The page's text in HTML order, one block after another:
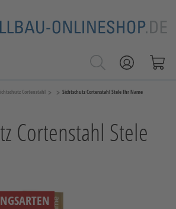
Cortenstahl > > Sichtschutz Cortenstahl Stele Ihr Name
Cortenstahl Stele